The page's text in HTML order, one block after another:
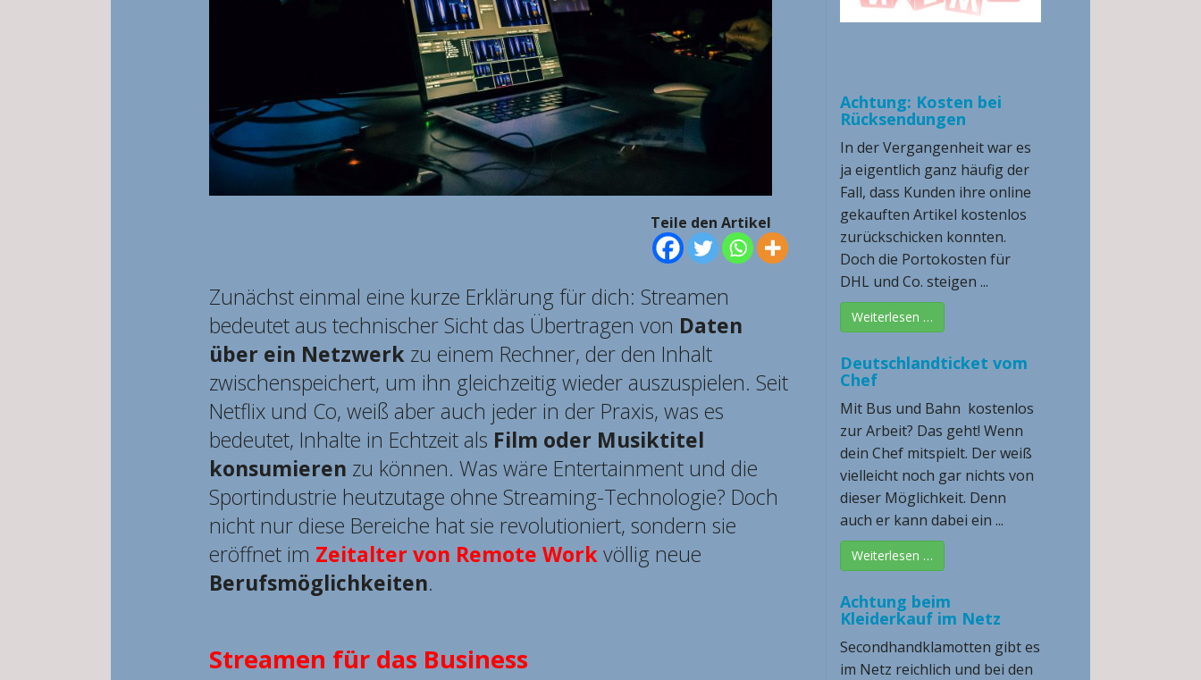
Teile den Artikel
Zunächst einmal eine kurze Erklärung für dich: Streamen
bedeutet aus technischer Sicht das Übertragen von Daten
über ein Netzwerk zu einem Rechner, der den Inhalt
zwischenspeichert, um ihn gleichzeitig wieder auszuspielen. Seit
Netflix und Co, weiß aber auch jeder in der Praxis, was es
bedeutet, Inhalte in Echtzeit als Film oder Musiktitel
konsumieren zu können. Was wäre Entertainment und die
Sportindustrie heutzutage ohne Streaming-Technologie? Doch
nicht nur diese Bereiche hat sie revolutioniert, sondern sie
eröffnet im Zeitalter von Remote Workvöllig neue
Berufsmöglichkeiten.
Streamen für das Business
Achtung: Kosten bei
Rücksendungen
In der Vergangenheit war es
ja eigentlich ganz häufig der
Fall, dass Kunden ihre online
gekauften Artikel kostenlos
zurückschicken konnten.
Doch die Portokosten für
DHL und Co. steigen ...
Weiterlesen …
Deutschlandticket vom
Chef
Mit Bus und Bahn kostenlos
zur Arbeit? Das geht! Wenn
dein Chef mitspielt. Der weiß
vielleicht noch gar nichts von
dieser Möglichkeit. Denn
auch er kann dabei ein ...
Weiterlesen …
Achtung beim
Kleiderkauf im Netz
Secondhandklamotten gibt es
im Netz reichlich und bei den